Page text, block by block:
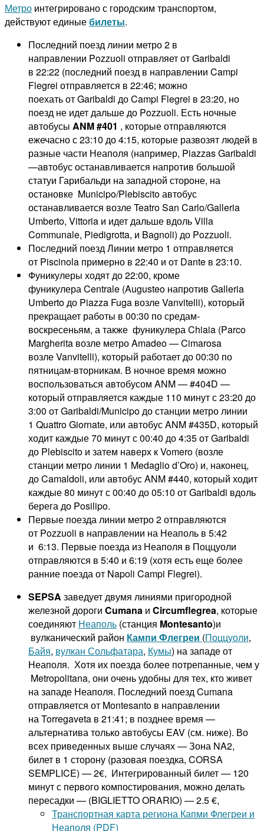
Метро интегрировано с городским транспортом,
действуют единыебилеты.
Последний поезд линии метро 2 в
направлении Pozzuoli отправляет от Garibaldi
в 22:22 (последний поезд в направлении Campi
Flegrei отправляется в 22:46; можно
поехать от Garibaldi до Campi Flegrei в 23:20, но
поезд не идет дальше до Pozzuoli. Есть ночные
автобусы ANM #401 , которые отправляются
ежечасно с 23:10 до 4:15, которые развозят людей в
разные части Неаполя (например, Piazzas Garibaldi
—автобус останавливается напротив большой
статуи Гарибальди на западной стороне, на
остановке Municipo/Plebiscito автобус
останавливается возле Teatro San Carlo/Galleria
Umberto, Vittoria и идет дальше вдоль Villa
Communale, Piedigrotta, и Bagnoli) до Pozzuoli.
Последний поезд Линии метро 1 отправляется
от Piscinola примерно в 22:40 и от Dante в 23:10.
Фуникулеры ходят до 22:00, кроме
фуникулера Centrale (Augusteo напротив Galleria
Umberto до Piazza Fuga возле Vanvitelli), который
прекращает работы в 00:30 по средам-
воскресеньям, а также фуникулера Chiaia (Parco
Margherita возле метро Amadeo — Cimarosa
возле Vanvitelli), который работает до 00:30 по
пятницам-вторникам. В ночное время можно
воспользоваться автобусом ANM — #404D —
который отправляется каждые 110 минут с 23:20 до
3:00 от Garibaldi/Municipo до станции метро линии
1 Quattro Giornate, или автобус ANM #435D, который
ходит каждые 70 минут с 00:40 до 4:35 от Garibaldi
до Plebiscito и затем наверх к Vomero (возле
станции метро линии 1 Medaglio d’Oro) и, наконец,
до Camaldoli, или автобус ANM #440, который ходит
каждые 80 минут с 00:40 до 05:10 от Garibaldi вдоль
берега до Posilipo.
Первые поезда линии метро 2 отправляются
от Pozzuoli в направлении на Неаполь в 5:42
и 6:13. Первые поезда из Неаполя в Поццуоли
отправляются в 5:40 и 6:19 (хотя есть еще более
ранние поезда от Napoli Campi Flegrei).
SEPSA заведует двумя линиями пригородной
железной дороги Cumana и Circumflegrea, которые
соединяют Неаполь (станция Montesanto)и
вулканический район Кампи Флегреи (Поццуоли,
Байя, вулкан Сольфатара, Кумы) на западе от
Неаполя. Хотя их поезда более потрепанные, чем у
Metropolitana, они очень удобны для тех, кто живет
на западе Неаполя. Последний поезд Cumana
отправляется от Montesanto в направлении
на Torregaveta в 21:41; в позднее время —
альтернатива только автобусы EAV (см. ниже). Во
всех приведенных выше случаях — Зона NA2,
билет в 1 сторону (разовая поездка, CORSA
SEMPLICE) — 2€, Интегрированный билет — 120
минут с первого компостирования, можно делать
пересадки — (BIGLIETTO ORARIO) — 2.5 €,
Транспортная карта региона Капми Флегреи и
Неаполя (PDF)